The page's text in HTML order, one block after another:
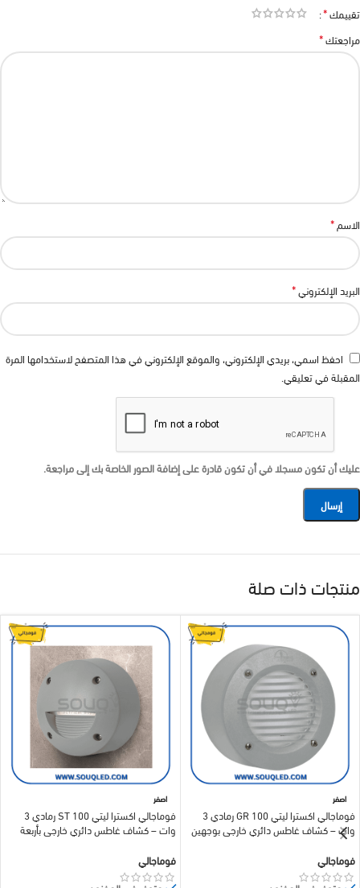
تقييمك*
مراجعتك*
الاسم*
البريد الإلكتروني*
احفظ اسمي، بريدي الإلكتروني، والموقع الإلكتروني في هذا المتصفح لاستخدامها المرة
المقبلة في تعليقي.
عليك أن تكون مسجلا في أن تكون قادرة على إضافة الصور الخاصة بك إلى مراجعة.
منتجات ذات صلة
اصفر
فوماجالي اكسترا ليتي 100 GR رمادي 3
وات – كشاف غاطس دائري خارجي بوجهين
إضاءة صفراء 3000 كلفن
فوماجالي
اصفر
فوماجالي اكسترا ليتي 100 ST رمادي 3
وات – كشاف غاطس دائري خارجي بأربعة
فوماجالي